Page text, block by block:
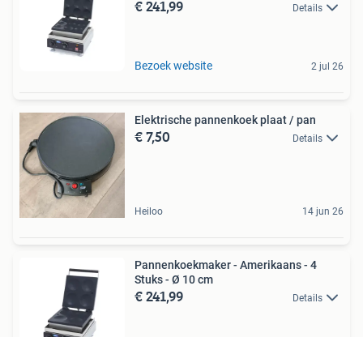
€ 241,99 Details
Bezoek website 2 jul 26
Elektrische pannenkoek plaat / pan
€ 7,50 Details
Heiloo 14 jun 26
Pannenkoekmaker - Amerikaans - 4
Stuks - Ø 10 cm
€ 241,99 Details